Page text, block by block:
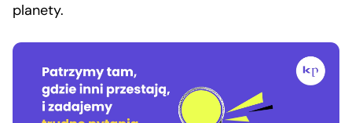
planety.